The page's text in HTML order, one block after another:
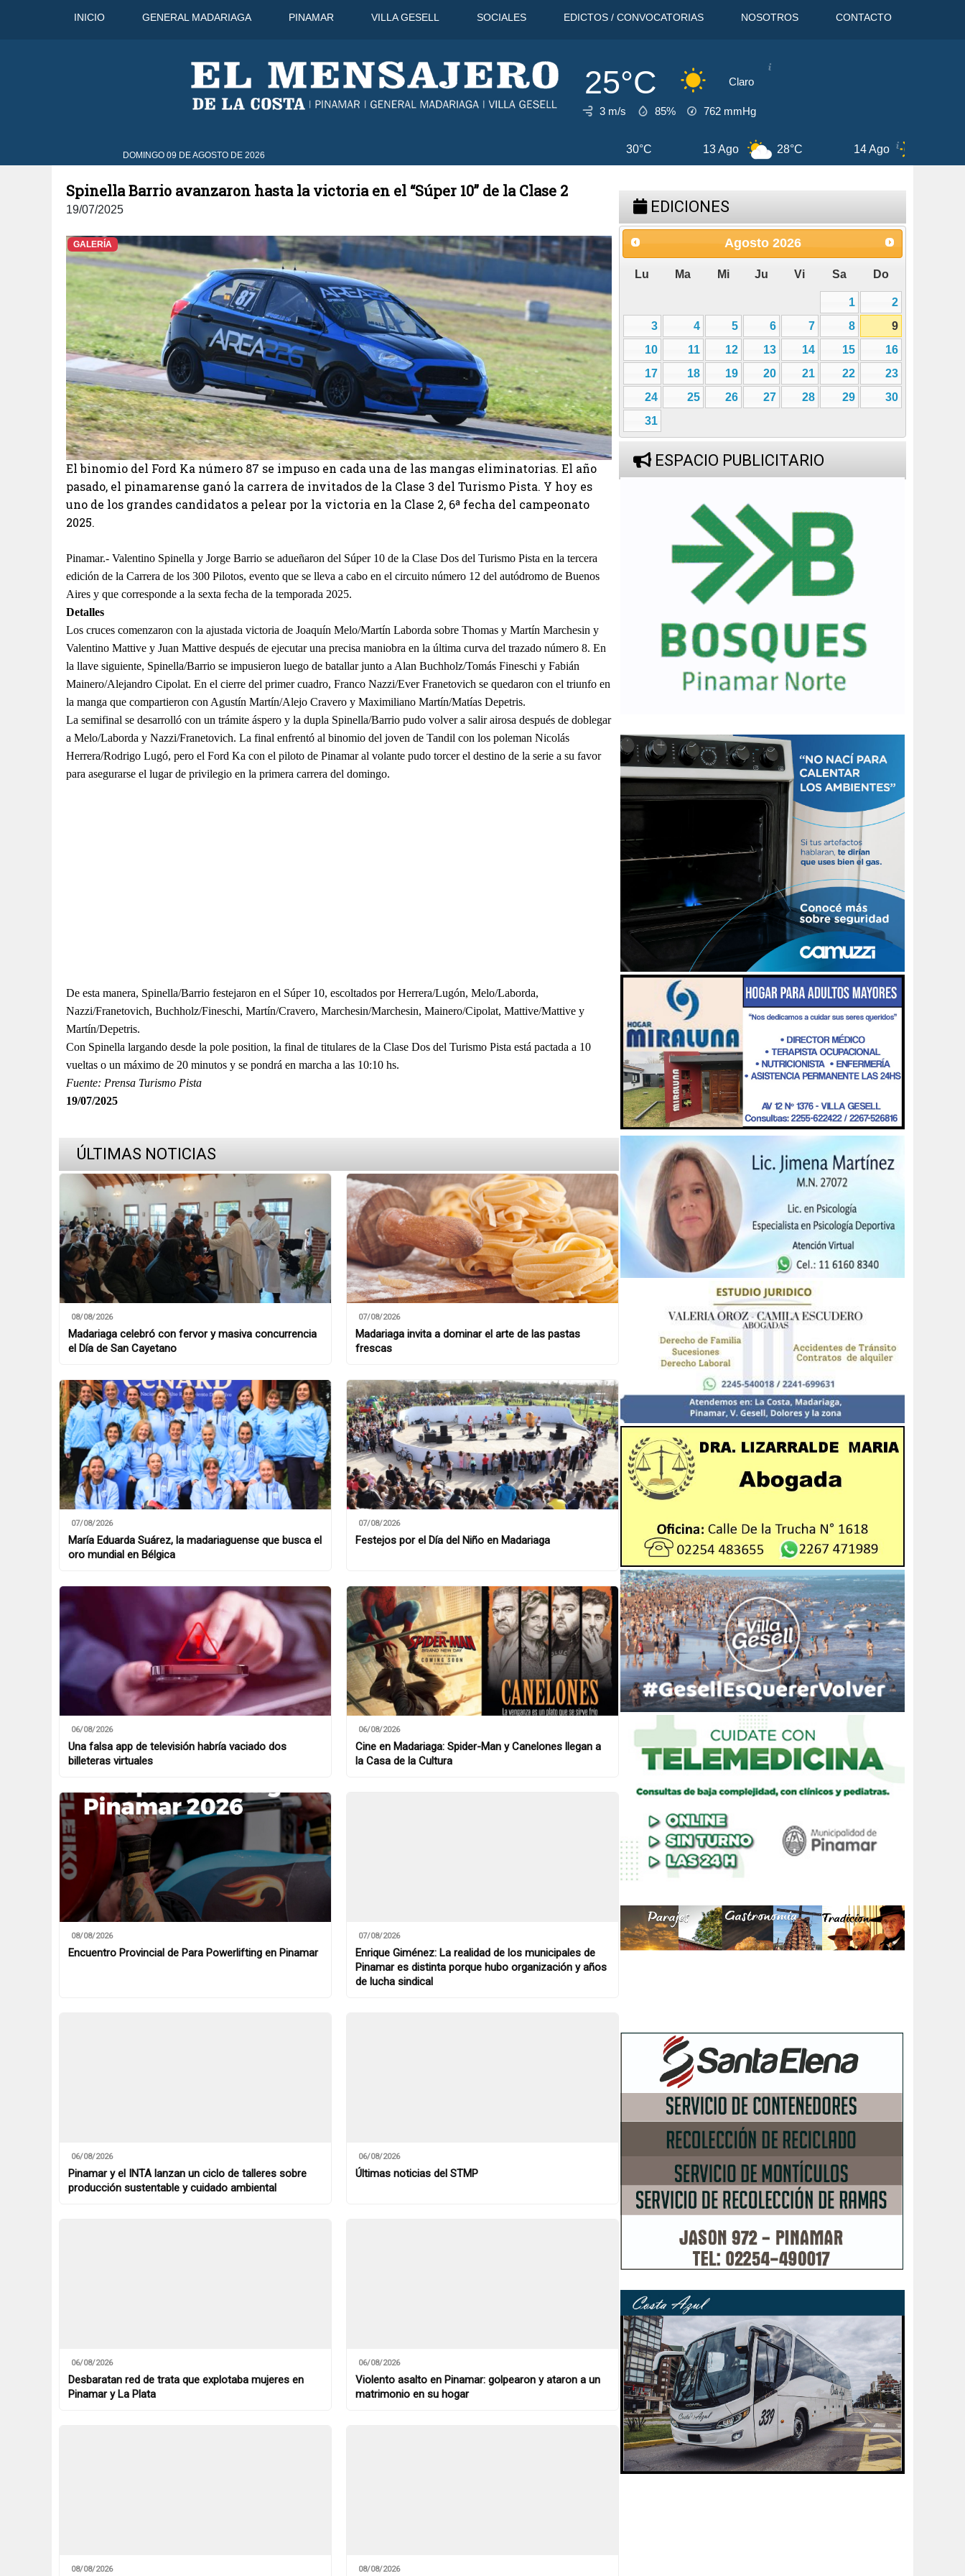
INICIO GENERAL MADARIAGA PINAMAR VILLA GESELL SOCIALES EDICTOS / CONVOCATORIAS NOSOTROS CONTACTO
25°C Claro
3 m/s 85% 762 mmHg
DOMINGO 09 DE AGOSTO DE 2026
32°C 10 Ago 33°C 13 Ago 28°C 14 Ago 26°C
Spinella Barrio avanzaron hasta la victoria en el “Súper 10” de la Clase 2
19/07/2025
GALERÍA
El binomio del Ford Ka número 87 se impuso en cada una de las mangas eliminatorias. El año
pasado, el pinamarense ganó la carrera de invitados de la Clase 3 del Turismo Pista. Y hoy es
uno de los grandes candidatos a pelear por la victoria en la Clase 2, 6ª fecha del campeonato
2025.
Pinamar.- Valentino Spinella y Jorge Barrio se adueñaron del Súper 10 de la Clase Dos del Turismo Pista en la tercera
edición de la Carrera de los 300 Pilotos, evento que se lleva a cabo en el circuito número 12 del autódromo de Buenos
Aires y que corresponde a la sexta fecha de la temporada 2025.
Detalles
Los cruces comenzaron con la ajustada victoria de Joaquín Melo/Martín Laborda sobre Thomas y Martín Marchesin y
Valentino Mattive y Juan Mattive después de ejecutar una precisa maniobra en la última curva del trazado número 8. En
la llave siguiente, Spinella/Barrio se impusieron luego de batallar junto a Alan Buchholz/Tomás Fineschi y Fabián
Mainero/Alejandro Cipolat. En el cierre del primer cuadro, Franco Nazzi/Ever Franetovich se quedaron con el triunfo en
la manga que compartieron con Agustín Martín/Alejo Cravero y Maximiliano Martín/Matías Depetris.
La semifinal se desarrolló con un trámite áspero y la dupla Spinella/Barrio pudo volver a salir airosa después de doblegar
a Melo/Laborda y Nazzi/Franetovich. La final enfrentó al binomio del joven de Tandil con los poleman Nicolás
Herrera/Rodrigo Lugó, pero el Ford Ka con el piloto de Pinamar al volante pudo torcer el destino de la serie a su favor
para asegurarse el lugar de privilegio en la primera carrera del domingo.
De esta manera, Spinella/Barrio festejaron en el Súper 10, escoltados por Herrera/Lugón, Melo/Laborda,
Nazzi/Franetovich, Buchholz/Fineschi, Martín/Cravero, Marchesin/Marchesin, Mainero/Cipolat, Mattive/Mattive y
Martín/Depetris.
Con Spinella largando desde la pole position, la final de titulares de la Clase Dos del Turismo Pista está pactada a 10
vueltas o un máximo de 20 minutos y se pondrá en marcha a las 10:10 hs.
Fuente: Prensa Turismo Pista
19/07/2025
ÚLTIMAS NOTICIAS
08/08/2026
Madariaga celebró con fervor y masiva concurrencia
el Día de San Cayetano
07/08/2026
Madariaga invita a dominar el arte de las pastas
frescas
07/08/2026
María Eduarda Suárez, la madariaguense que busca el
oro mundial en Bélgica
07/08/2026
Festejos por el Día del Niño en Madariaga
06/08/2026
Una falsa app de televisión habría vaciado dos
billeteras virtuales
06/08/2026
Cine en Madariaga: Spider-Man y Canelones llegan a
la Casa de la Cultura
08/08/2026
Encuentro Provincial de Para Powerlifting en Pinamar
07/08/2026
Enrique Giménez: La realidad de los municipales de
Pinamar es distinta porque hubo organización y años
de lucha sindical
06/08/2026
Pinamar y el INTA lanzan un ciclo de talleres sobre
producción sustentable y cuidado ambiental
06/08/2026
Últimas noticias del STMP
06/08/2026
Desbaratan red de trata que explotaba mujeres en
Pinamar y La Plata
06/08/2026
Violento asalto en Pinamar: golpearon y ataron a un
matrimonio en su hogar
08/08/2026 08/08/2026
EDICIONES
Agosto 2026
Lu Ma Mi Ju Vi Sa Do
1
2
3
4 5 6 7 8
9
10
11 12 13 14 15
16
17
18 19 20 21 22
23
24
25 26 27 28 29
30
31
ESPACIO PUBLICITARIO